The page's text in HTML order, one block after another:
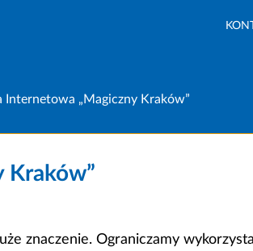
Internetowa „Magiczny Kraków”
Kraków”
znaczenie. Ograniczamy